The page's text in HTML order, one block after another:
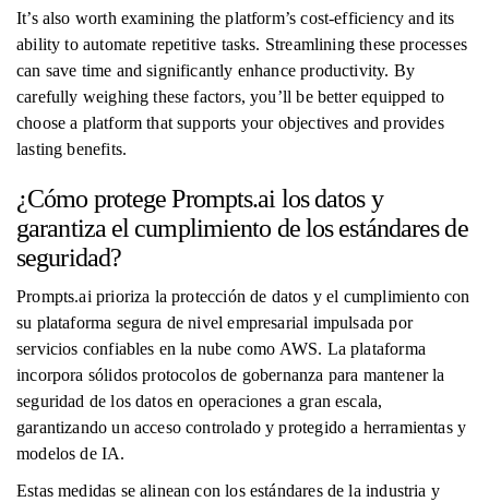
It’s also worth examining the platform’s cost-efficiency and its
ability to automate repetitive tasks. Streamlining these processes
can save time and significantly enhance productivity. By
carefully weighing these factors, you’ll be better equipped to
choose a platform that supports your objectives and provides
lasting benefits.
¿Cómo protege Prompts.ai los datos y
garantiza el cumplimiento de los estándares de
seguridad?
Prompts.ai prioriza la protección de datos y el cumplimiento con
su plataforma segura de nivel empresarial impulsada por
servicios confiables en la nube como AWS. La plataforma
incorpora sólidos protocolos de gobernanza para mantener la
seguridad de los datos en operaciones a gran escala,
garantizando un acceso controlado y protegido a herramientas y
modelos de IA.
Estas medidas se alinean con los estándares de la industria y